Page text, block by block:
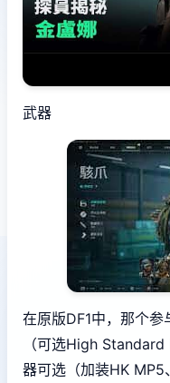
武器
在原版DF1中，那个
（可选High
器可选（加装HK MP5